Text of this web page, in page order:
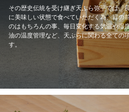
その歴史伝統を受け継ぎ天ぷら弥平では、
に美味しい状態で食べていただく為、目の
のはもちろんの事、毎日変化する気温や湿
油の温度管理など、天ぷらに関わる全ての
す。